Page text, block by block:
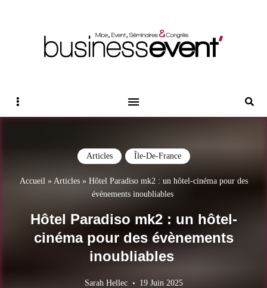
Sidebar
Articles Île-De-France
Accueil» Articles» Hôtel Paradiso mk2 : un hôtel-cinéma pour des
évènements inoubliables
Hôtel Paradiso mk2 : un hôtel-
cinéma pour des évènements
inoubliables
Sarah Hellec 19 Juin 2025